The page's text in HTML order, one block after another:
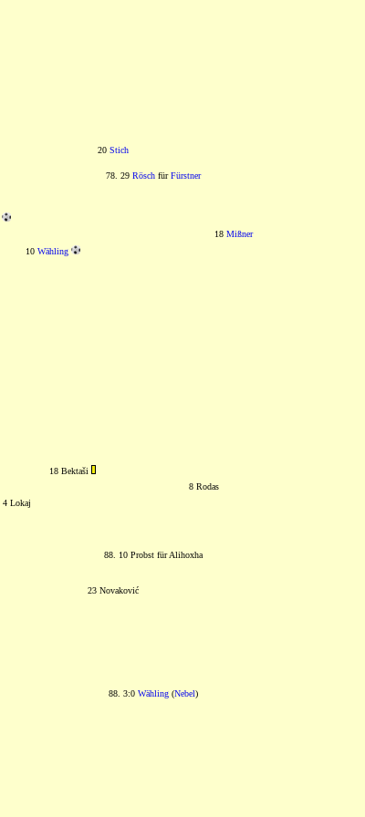
20 Stich
78. 29 Rösch fürFürstner
18 Mißner
10 Wähling
18 Bektaši
8 Rodas
4 Lokaj
88. 10 Probst für Alihoxha
23 Novaković
88. 3:0 Wähling (Nebel)